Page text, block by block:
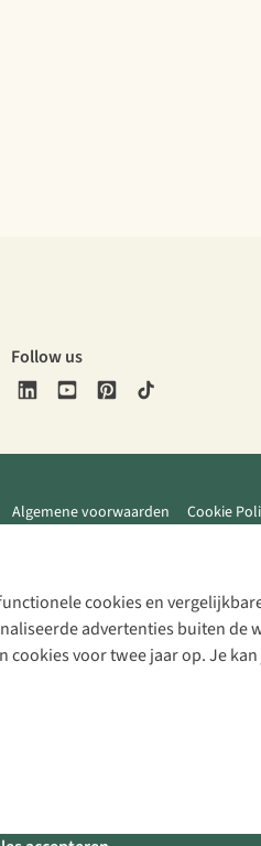
cookies en
advertenties buiten de
voor twee jaar op. Je
Follow us
Algemene voorwaarden Cookie